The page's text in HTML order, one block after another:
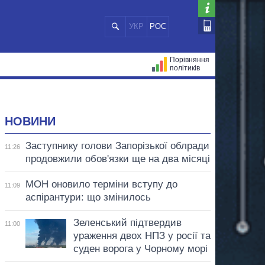
УКР РОС
Порівняння
політиків
НОВИНИ
11:26
Заступнику голови Запорізької облради
продовжили обов'язки ще на два місяці
11:09
МОН оновило терміни вступу до
аспірантури: що змінилось
11:00
Зеленський підтвердив
ураження двох НПЗ у росії та
суден ворога у Чорному морі